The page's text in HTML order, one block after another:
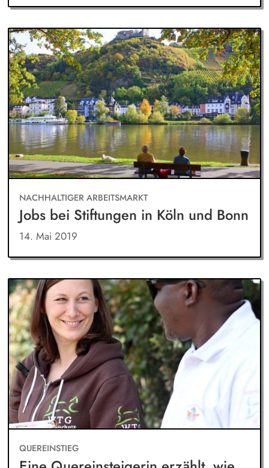
NACHHALTIGER ARBEITSMARKT
Jobs bei Stiftungen in Köln und Bonn
14. Mai 2019
QUEREINSTIEG